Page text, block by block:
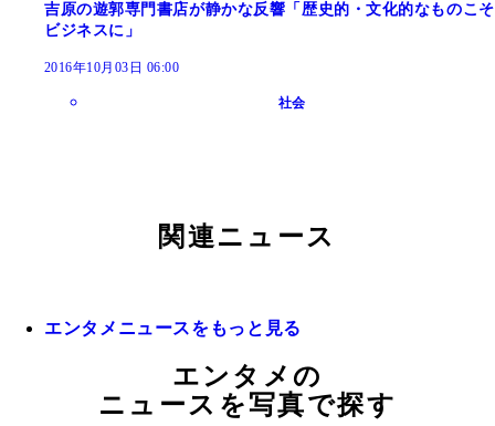
吉原の遊郭専門書店が静かな反響「歴史的・文化的なものこそ
ビジネスに」
2016年10月03日 06:00
社会
関連ニュース
エンタメニュースをもっと見る
エンタメの
ニュースを写真で探す